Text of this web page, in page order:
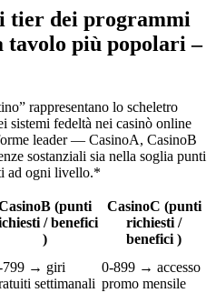
tier dei programmi
tavolo più popolari –
rappresentano lo scheletro
sistemi fedeltà nei casinò online
leader — CasinoA, CasinoB
sostanziali sia nella soglia punti
ad ogni livello.*
(punti
/ benefici
)
CasinoC (punti
richiesti /
benefici )
→ giri
settimanali
0‑899 → accesso
promo mensile